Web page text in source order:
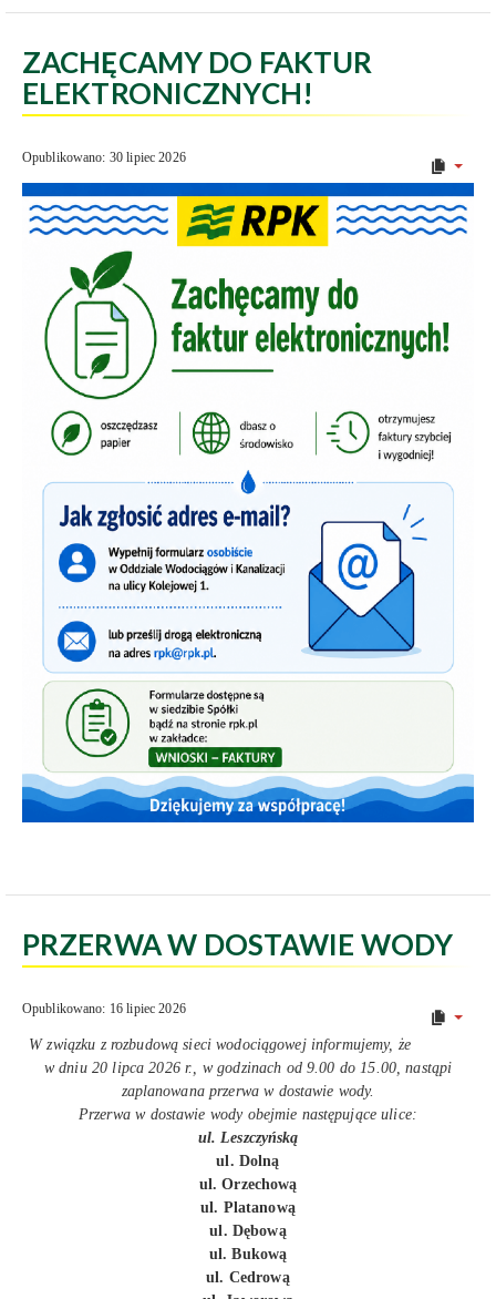
ZACHĘCAMY DO FAKTUR
ELEKTRONICZNYCH!
Opublikowano: 30 lipiec 2026
PRZERWA W DOSTAWIE WODY
Opublikowano: 16 lipiec 2026
W związku z rozbudową sieci wodociągowej informujemy, że
w dniu 20 lipca 2026 r., w godzinach od 9.00 do 15.00, nastąpi
zaplanowana przerwa w dostawie wody.
Przerwa w dostawie wody obejmie następujące ulice:
ul. Leszczyńską
ul. Dolną
ul. Orzechową
ul. Platanową
ul. Dębową
ul. Bukową
ul. Cedrową